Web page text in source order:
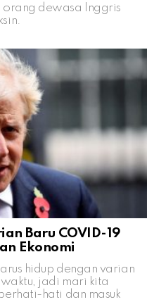
orang dewasa Inggris
Baru COVID-19
Ekonomi
hidup dengan varian
jadi mari kita
hati dan masuk